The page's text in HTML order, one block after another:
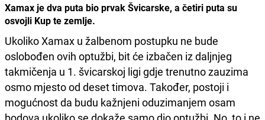
Xamax je dva puta bio prvak Švicarske, a četiri puta su
osvojli Kup te zemlje.
Ukoliko Xamax u žalbenom postupku ne bude
oslobođen ovih optužbi, bit će izbačen iz daljnjeg
takmičenja u 1. švicarskoj ligi gdje trenutno zauzima
osmo mjesto od deset timova. Također, postoji i
mogućnost da budu kažnjeni oduzimanjem osam